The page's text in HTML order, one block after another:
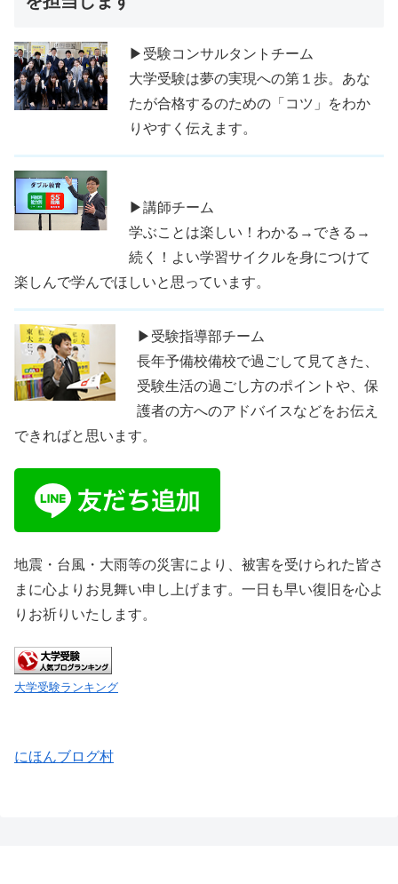
▶受験コンサルタントチーム
大学受験は夢の実現への第１歩。あな
たが合格するのための「コツ」をわか
りやすく伝えます。
▶講師チーム
学ぶことは楽しい！わかる→できる→
続く！よい学習サイクルを身につけて
楽しんで学んでほしいと思っています。
▶受験指導部チーム
長年予備校備校で過ごして見てきた、
受験生活の過ごし方のポイントや、保
護者の方へのアドバイスなどをお伝え
できればと思います。
地震・台風・大雨等の災害により、被害を受けられた皆さ
まに心よりお見舞い申し上げます。一日も早い復旧を心よ
りお祈りいたします。
大学受験ランキング
にほんブログ村